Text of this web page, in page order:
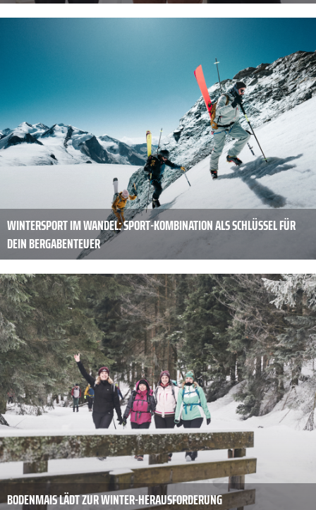
WINTERSPORT IM WANDEL: SPORT-KOMBINATION ALS SCHLÜSSEL FÜR
DEIN BERGABENTEUER
BODENMAIS LÄDT ZUR WINTER-HERAUSFORDERUNG